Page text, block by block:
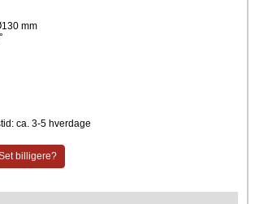
mm
ca. 3-5 hverdage
billigere?